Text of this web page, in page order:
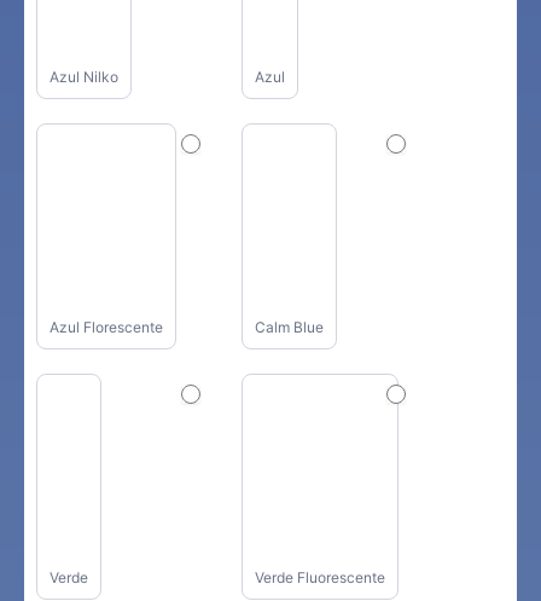
Azul Nilko Azul
Azul Florescente Calm Blue
Verde Verde Fluorescente